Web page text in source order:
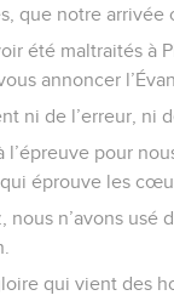
que notre arrivée
été maltraités à
annoncer
ni de l’erreur, ni
l’épreuve pour
éprouve les
nous n’avons usé
qui vient des